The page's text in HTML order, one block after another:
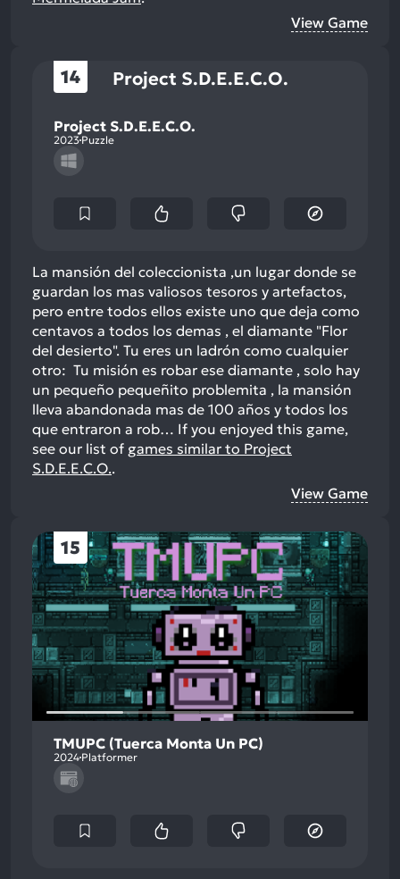
View Game
14 Project S.D.E.E.C.O.
Project S.D.E.E.C.O.
2023 Puzzle
La mansión del coleccionista ,un lugar donde se
guardan los mas valiosos tesoros y artefactos,
pero entre todos ellos existe uno que deja como
centavos a todos los demas , el diamante "Flor
del desierto". Tu eres un ladrón como cualquier
otro: Tu misión es robar ese diamante , solo hay
un pequeño pequeñito problemita , la mansión
lleva abandonada mas de 100 años y todos los
que entraron a rob… If you enjoyed this game,
see our list of games similar to Project
S.D.E.E.C.O..
View Game
15
TMUPC (Tuerca Monta Un PC)
2024 Platformer